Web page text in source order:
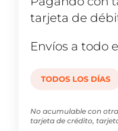
tarjeta de
Envíos a todo
TODOS LOS DÍAS
No acumulable con
tarjeta de crédito,